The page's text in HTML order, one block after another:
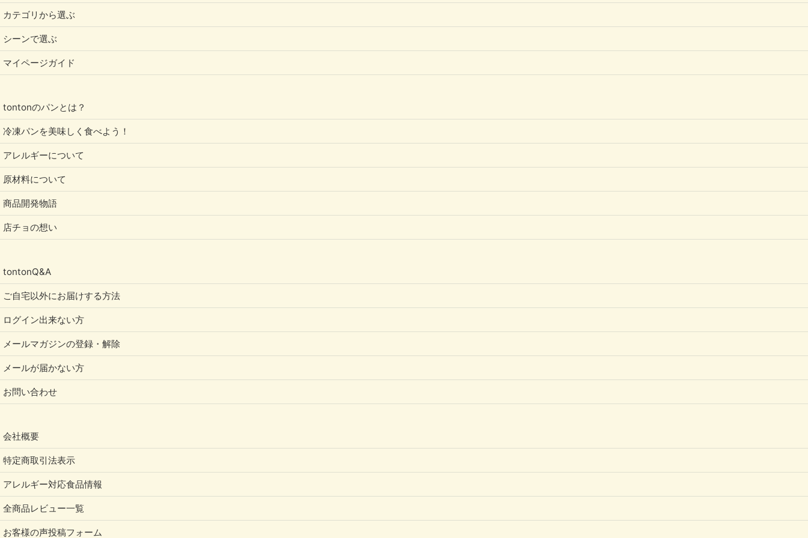
カテゴリから選ぶ
シーンで選ぶ
マイページガイド
tontonのパンとは？
冷凍パンを美味しく食べよう！
アレルギーについて
原材料について
商品開発物語
店チョの想い
tontonQ&A
ご自宅以外にお届けする方法
ログイン出来ない方
メールマガジンの登録・解除
メールが届かない方
お問い合わせ
会社概要
特定商取引法表示
アレルギー対応食品情報
全商品レビュー一覧
お客様の声投稿フォーム